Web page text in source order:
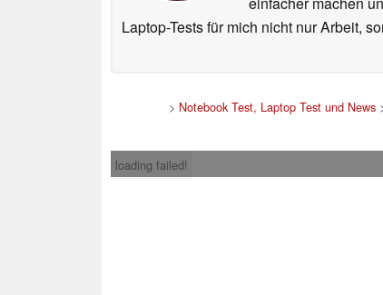
Laptop-Tests für mich nicht nur Arbeit,
> Notebook Test, Laptop Test und News
loading failed!